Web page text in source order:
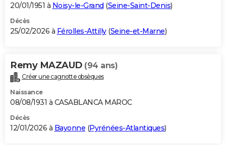
20/01/1951 à Noisy-le-Grand (Seine-Saint-Denis)
Décès
25/02/2026 à Férolles-Attilly(Seine-et-Marne)
Remy MAZAUD (94 ans)
Créer une cagnotte obsèques
Naissance
08/08/1931 à CASABLANCA MAROC
Décès
12/01/2026 à Bayonne (Pyrénées-Atlantiques)